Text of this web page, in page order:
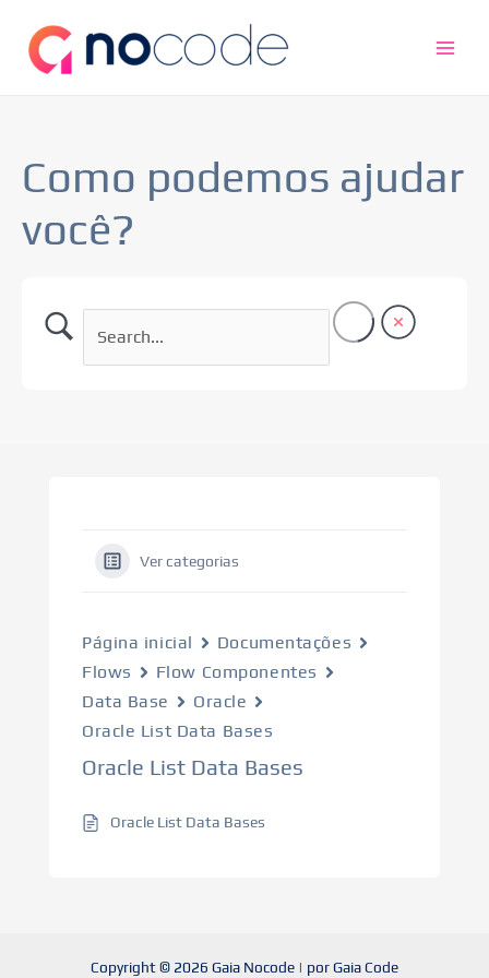
Como podemos ajudar
você?
Ver categorias
Página inicial
Documentações
Flows
Flow Componentes
Data Base
Oracle
Oracle List Data Bases
Oracle List Data Bases
Oracle List Data Bases
Copyright © 2026 Gaia Nocode | por Gaia Code